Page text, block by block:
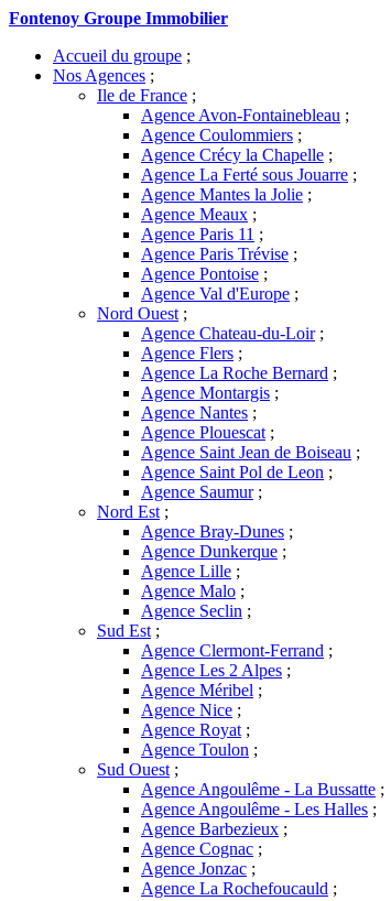
Fontenoy Groupe Immobilier
Accueil du groupe ;
Nos Agences ;
Ile de France ;
Agence Avon-Fontainebleau ;
Agence Coulommiers ;
Agence Crécy la Chapelle ;
Agence La Ferté sous Jouarre ;
Agence Mantes la Jolie ;
Agence Meaux ;
Agence Paris 11 ;
Agence Paris Trévise ;
Agence Pontoise ;
Agence Val d'Europe ;
Nord Ouest ;
Agence Chateau-du-Loir;
Agence Flers ;
Agence La Roche Bernard ;
Agence Montargis ;
Agence Nantes ;
Agence Plouescat ;
Agence Saint Jean de Boiseau ;
Agence Saint Pol de Leon ;
Agence Saumur;
Nord Est ;
Agence Bray-Dunes ;
Agence Dunkerque ;
Agence Lille ;
Agence Malo ;
Agence Seclin ;
Sud Est ;
Agence Clermont-Ferrand ;
Agence Les 2 Alpes ;
Agence Méribel ;
Agence Nice ;
Agence Royat ;
Agence Toulon ;
Sud Ouest ;
Agence Angoulême - La Bussatte ;
Agence Angoulême - Les Halles ;
Agence Barbezieux ;
Agence Cognac ;
Agence Jonzac ;
Agence La Rochefoucauld ;